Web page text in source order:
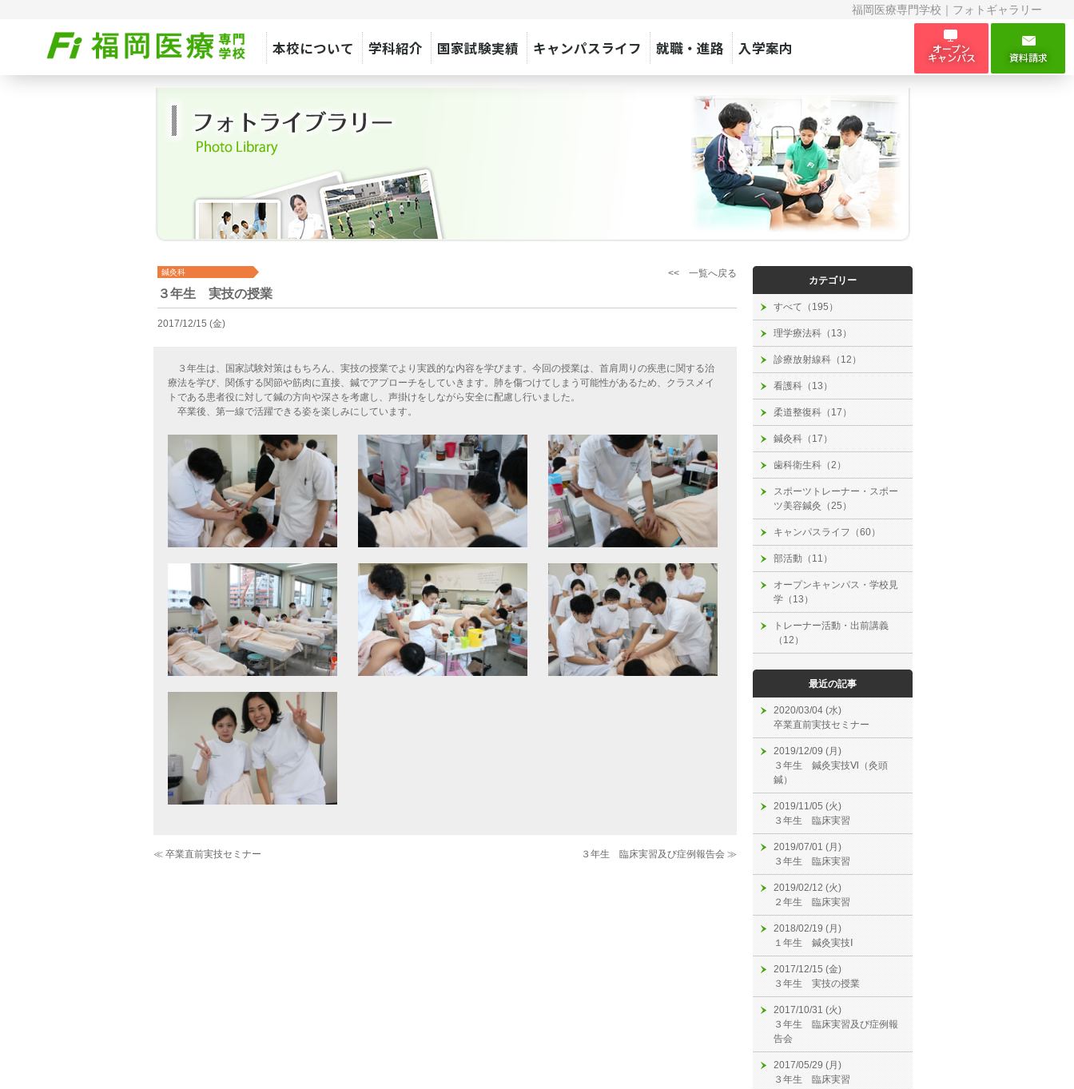
福岡医療専門学校｜フォトギャラリー
本校について 学科紹介 国家試験実績 キャンパスライフ 就職・進路 入学案内 オープン
キャンパス 資料請求
鍼灸科 << 一覧へ戻る
３年生 実技の授業
2017/12/15 (金)
３年生は、国家試験対策はもちろん、実技の授業でより実践的な内容を学びます。今回の授業は、首肩周りの疾患に関する治
療法を学び、関係する関節や筋肉に直接、鍼でアプローチをしていきます。肺を傷つけてしまう可能性があるため、クラスメイ
トである患者役に対して鍼の方向や深さを考慮し、声掛けをしながら安全に配慮し行いました。
卒業後、第一線で活躍できる姿を楽しみにしています。
≪ 卒業直前実技セミナー ３年生 臨床実習及び症例報告会 ≫
カテゴリー
すべて（195）
理学療法科（13）
診療放射線科（12）
看護科（13）
柔道整復科（17）
鍼灸科（17）
歯科衛生科（2）
スポーツトレーナー・スポー
ツ美容鍼灸（25）
キャンパスライフ（60）
部活動（11）
オープンキャンパス・学校見
学（13）
トレーナー活動・出前講義
（12）
最近の記事
2020/03/04 (水)
卒業直前実技セミナー
2019/12/09 (月)
３年生 鍼灸実技Ⅵ（灸頭
鍼）
2019/11/05 (火)
３年生 臨床実習
2019/07/01 (月)
３年生 臨床実習
2019/02/12 (火)
２年生 臨床実習
2018/02/19 (月)
１年生 鍼灸実技Ⅰ
2017/12/15 (金)
３年生 実技の授業
2017/10/31 (火)
３年生 臨床実習及び症例報
告会
2017/05/29 (月)
３年生 臨床実習